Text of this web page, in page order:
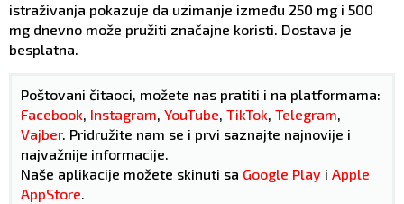
istraživanja pokazuje da uzimanje između 250 mg i 500
mg dnevno može pružiti značajne koristi. Dostava je
besplatna.
Poštovani čitaoci, možete nas pratiti i na platformama:
Facebook, Instagram, YouTube, TikTok, Telegram,
Vajber. Pridružite nam se i prvi saznajte najnovije i
najvažnije informacije.
Naše aplikacije možete skinuti sa Google Play i Apple
AppStore.